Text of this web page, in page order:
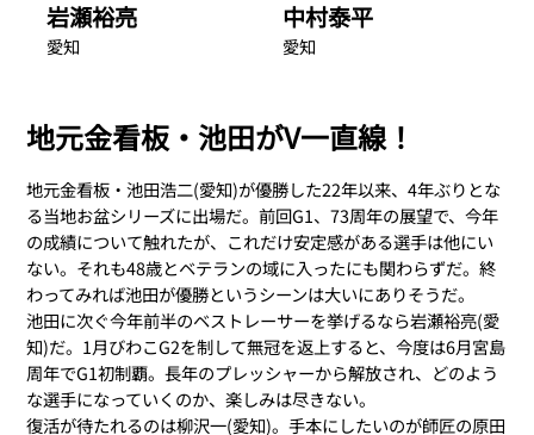
岩瀬裕亮
愛知
中村泰平
愛知
地元金看板・池田がV一直線！
地元金看板・池田浩二(愛知)が優勝した22年以来、4年ぶりとな
る当地お盆シリーズに出場だ。前回G1、73周年の展望で、今年
の成績について触れたが、これだけ安定感がある選手は他にい
ない。それも48歳とベテランの域に入ったにも関わらずだ。終
わってみれば池田が優勝というシーンは大いにありそうだ。
池田に次ぐ今年前半のベストレーサーを挙げるなら岩瀬裕亮(愛
知)だ。1月びわこG2を制して無冠を返上すると、今度は6月宮島
周年でG1初制覇。長年のプレッシャーから解放され、どのよう
な選手になっていくのか、楽しみは尽きない。
復活が待たれるのは柳沢一(愛知)。手本にしたいのが師匠の原田